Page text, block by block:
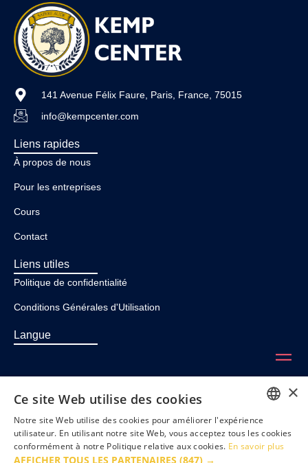
141 Avenue Félix Faure, Paris, France, 75015
info@kempcenter.com
Liens rapides
À propos de nous
Pour les entreprises
Cours
Contact
Liens utiles
Politique de confidentialité
Conditions Générales d'Utilisation
Langue
ENGLISH
×
Ce site Web utilise des cookies
Notre site Web utilise des cookies pour améliorer l'expérience
utilisateur. En utilisant notre site Web, vous acceptez tous les cookies
conformément à notre Politique relative aux cookies. En savoir plus
AFFICHER TOUS LES PARTENAIRES (847) →